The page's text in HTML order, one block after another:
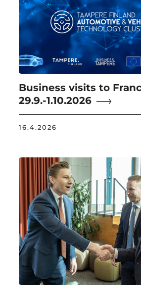
Business visits to
29.9.-1.10.2026
16.4.2026